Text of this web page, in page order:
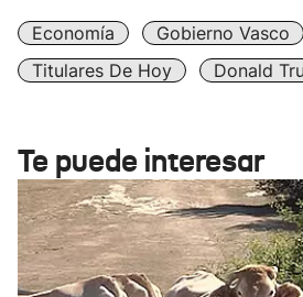
Economía
Gobierno Vasco
Titulares De Hoy
Donald
Te puede interesar